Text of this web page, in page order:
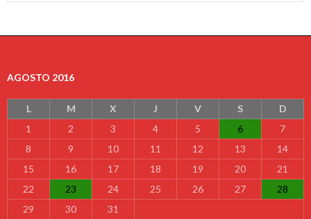
AGOSTO 2016
L M X J V S
D
1
2 3 4 5 6
7
8
9 10 11 12 13
14
15
16 17 18 19 20
21
22
23 24 25 26 27
28
29
30
31